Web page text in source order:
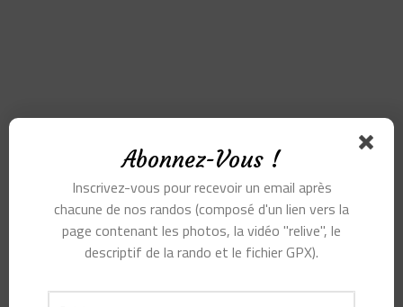
Powered byWikiloc
Itinéraire de la randonnée Col Vert au départ du Balcon
Abonnez-Vous !
Inscrivez-vous pour recevoir un email après
chacune de nos randos (composé d'un lien vers la
page contenant les photos, la vidéo "relive", le
descriptif de la rando et le fichier GPX).